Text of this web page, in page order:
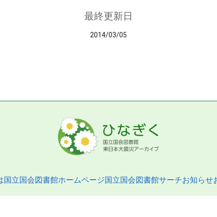
最終更新日
2014/03/05
国立国会図書館ホームページ国立国会図書館サーチお知らせ